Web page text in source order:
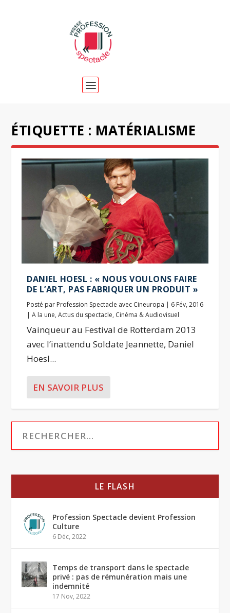
ÉTIQUETTE : MATÉRIALISME
DANIEL HOESL : « NOUS VOULONS FAIRE
DE L’ART, PAS FABRIQUER UN PRODUIT »
Posté par Profession Spectacle avec Cineuropa | 6 Fév, 2016
|A la une,Actus du spectacle, Cinéma & Audiovisuel
Vainqueur au Festival de Rotterdam 2013
avec l’inattendu Soldate Jeannette, Daniel
Hoesl...
EN SAVOIR PLUS
LE FLASH
Profession Spectacle devient Profession
Culture
6 Déc, 2022
Temps de transport dans le spectacle
privé : pas de rémunération mais une
indemnité
17 Nov, 2022